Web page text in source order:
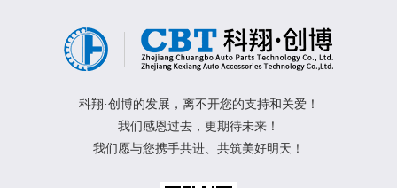
科翔·创博的发展，离不开您的支持和关爱！
我们感恩过去，更期待未来！
我们愿与您携手共进、共筑美好明天！